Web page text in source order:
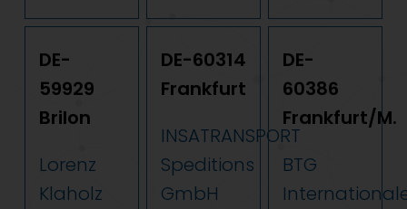
DE-
59929
Brilon
Lorenz
Klaholz
DE-60314
Frankfurt
INSATRANSPORT
Speditions
GmbH
DE-
60386
Frankfurt/M.
BTG